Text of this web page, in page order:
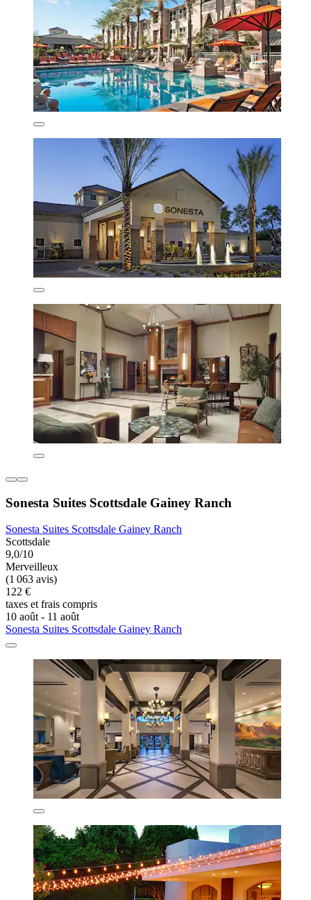
Sonesta Suites Scottsdale Gainey Ranch
Sonesta Suites Scottsdale Gainey Ranch
Scottsdale
9,0/10
Merveilleux
(1 063 avis)
122 €
taxes et frais compris
10 août - 11 août
Sonesta Suites Scottsdale Gainey Ranch